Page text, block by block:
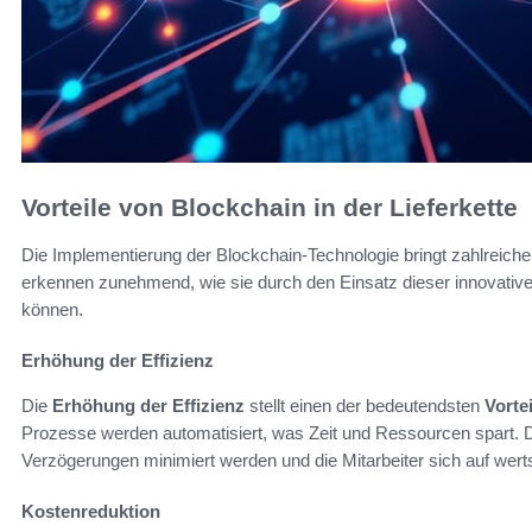
Vorteile von Blockchain in der Lieferkette
Die Implementierung der Blockchain-Technologie bringt
erkennen zunehmend, wie sie durch den Einsatz dieser
können.
Erhöhung der Effizienz
Die Erhöhung der Effizienz stellt einen der bedeutendsten
Prozesse werden automatisiert, was Zeit und Ressourcen spart.
Verzögerungen minimiert werden und die Mitarbeiter sich auf
Kostenreduktion